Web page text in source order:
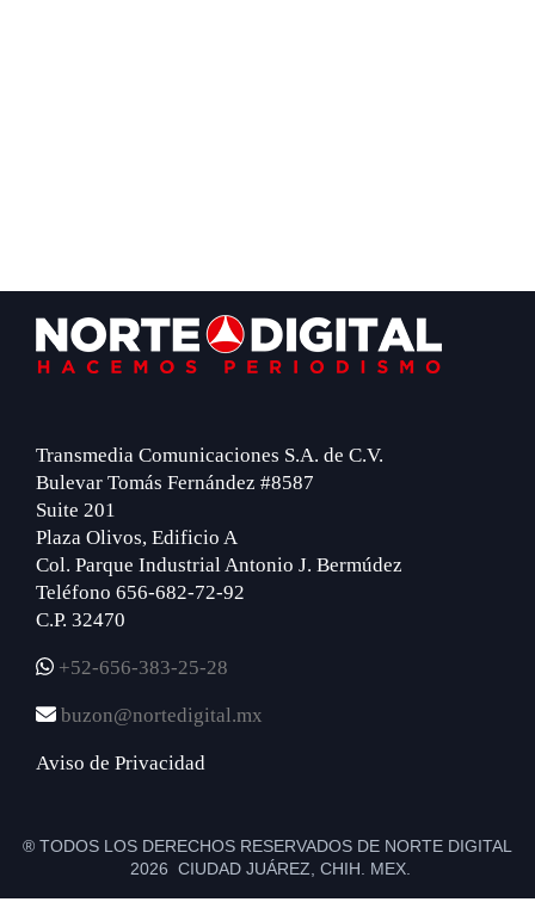
Footer
Transmedia Comunicaciones S.A. de C.V.
Bulevar Tomás Fernández #8587
Suite 201
Plaza Olivos, Edificio A
Col. Parque Industrial Antonio J. Bermúdez
Teléfono 656-682-72-92
C.P. 32470
+52-656-383-25-28
buzon@nortedigital.mx
Aviso de Privacidad
® TODOS LOS DERECHOS RESERVADOS DE NORTE DIGITAL
2026 CIUDAD JUÁREZ, CHIH. MEX.